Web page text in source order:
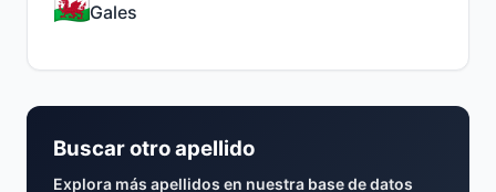
Gales
Buscar otro apellido
Explora más apellidos en nuestra base de datos